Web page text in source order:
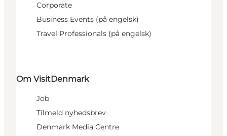
Corporate
Business Events (på engelsk)
Travel Professionals (på engelsk)
Om VisitDenmark
Job
Tilmeld nyhedsbrev
Denmark Media Centre